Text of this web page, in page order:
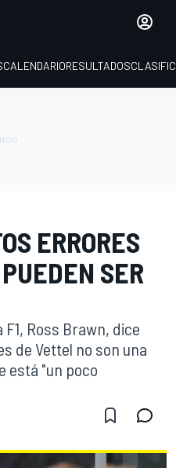
CALENDARIORESULTADOS
ERRORES
SER
Ross Brawn, dice
de Vettel no son una
está "un poco